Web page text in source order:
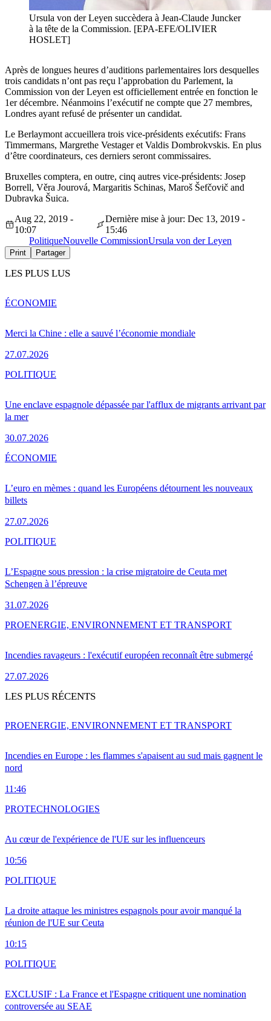
Ursula von der Leyen succèdera à Jean-Claude Juncker
à la tête de la Commission. [EPA-EFE/OLIVIER
HOSLET]
Après de longues heures d’auditions parlementaires lors desquelles
trois candidats n’ont pas reçu l’approbation du Parlement, la
Commission von der Leyen est officiellement entrée en fonction le
1er décembre. Néanmoins l’exécutif ne compte que 27 membres,
Londres ayant refusé de présenter un candidat.
Le Berlaymont accueillera trois vice-présidents exécutifs: Frans
Timmermans, Margrethe Vestager et Valdis Dombrokvskis. En plus
d’être coordinateurs, ces derniers seront commissaires.
Bruxelles comptera, en outre, cinq autres vice-présidents: Josep
Borrell, Věra Jourová, Margaritis Schinas, Maroš Šefčovič and
Dubravka Šuica.
Aug 22, 2019 -
10:07
Dernière mise à jour: Dec 13, 2019 -
15:46
PolitiqueNouvelle CommissionUrsula von der Leyen
Print Partager
LES PLUS LUS
Merci la Chine : elle a sauvé l’économie mondiale
27.07.2026
ÉCONOMIE
Une enclave espagnole dépassée par l'afflux de migrants arrivant par
la mer
30.07.2026
POLITIQUE
L’euro en mèmes : quand les Européens détournent les nouveaux
billets
27.07.2026
ÉCONOMIE
L’Espagne sous pression : la crise migratoire de Ceuta met
Schengen à l’épreuve
31.07.2026
POLITIQUE
Incendies ravageurs : l'exécutif européen reconnaît être submergé
27.07.2026
PROENERGIE, ENVIRONNEMENT ET TRANSPORT
LES PLUS RÉCENTS
Incendies en Europe : les flammes s'apaisent au sud mais gagnent le
nord
11:46
PROENERGIE, ENVIRONNEMENT ET TRANSPORT
Au cœur de l'expérience de l'UE sur les influenceurs
10:56
PROTECHNOLOGIES
La droite attaque les ministres espagnols pour avoir manqué la
réunion de l'UE sur Ceuta
10:15
POLITIQUE
EXCLUSIF : La France et l'Espagne critiquent une nomination
controversée au SEAE
POLITIQUE